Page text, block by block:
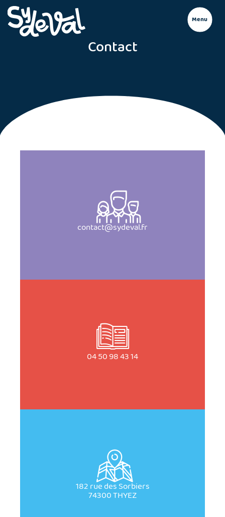
Menu
Contact
contact@sydeval.fr
04 50 98 43 14
182 rue des Sorbiers
74300 THYEZ